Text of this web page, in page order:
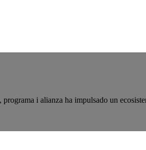
i alianza ha impulsado un